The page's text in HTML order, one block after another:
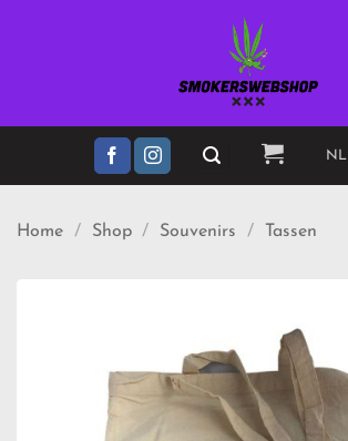
NL
Home / Shop / Souvenirs / Tassen